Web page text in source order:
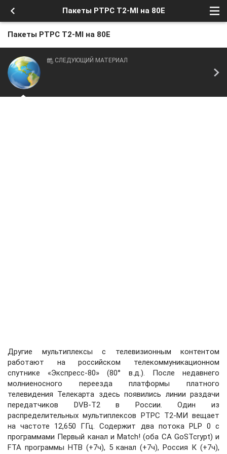
Пакеты РТРС T2-MI на 80E
Пакеты РТРС T2-MI на 80E
СЛЕДУЮЩИЙ МАТЕРИАЛ
Другие мультиплексы с телевизионным контентом
работают на российском телекоммуникационном
спутнике «Экспресс-80» (80° в.д.). После недавнего
молниеносного переезда платформы платного
телевидения Телекарта здесь появились линии раздачи
передатчиков DVB-T2 в России. Один из
распределительных мультиплексов РТРС Т2-МИ вещает
на частоте 12,650 ГГц. Содержит два потока PLP 0 с
программами Первый канал и Match! (оба CA GoSTcrypt) и
FTA программы НТВ (+7ч), 5 канал (+7ч), Россия К (+7ч),